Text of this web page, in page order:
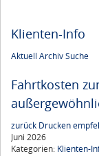
Klienten-Info
Aktuell ArchivSuche
Fahrtkosten
zurück Drucken
Juni 2026
Kategorien: Klienten-